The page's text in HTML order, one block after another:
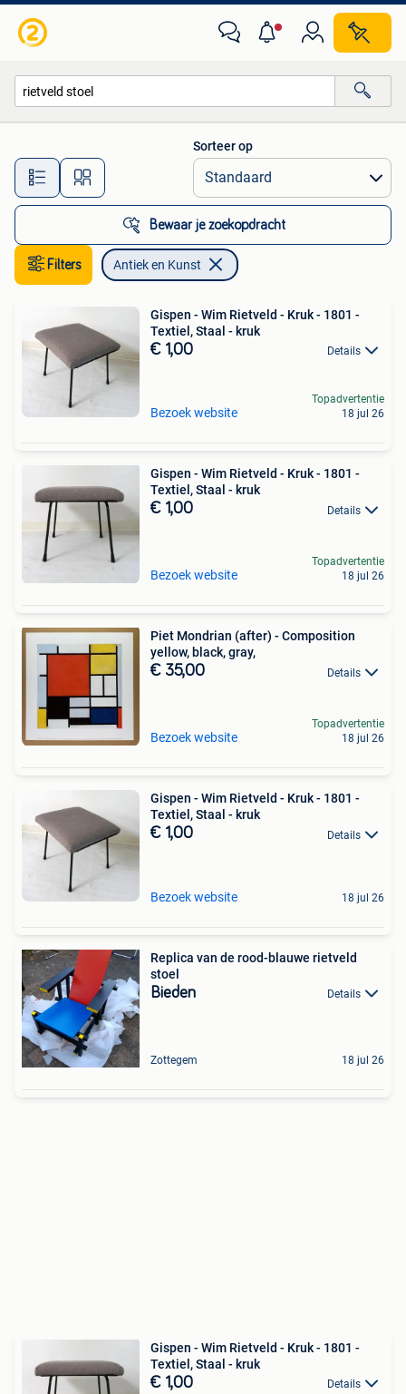
Alle afstanden…
Sorteer op
Bewaar je zoekopdracht
Filters Antiek en Kunst
Gispen - Wim Rietveld - Kruk - 1801 -
Textiel, Staal - kruk
€ 1,00 Details
Bezoek website
Topadvertentie
18 jul 26
Gispen - Wim Rietveld - Kruk - 1801 -
Textiel, Staal - kruk
€ 1,00 Details
Bezoek website
Topadvertentie
18 jul 26
Piet Mondrian (after) - Composition
yellow, black, gray,
€ 35,00 Details
Bezoek website
Topadvertentie
18 jul 26
Gispen - Wim Rietveld - Kruk - 1801 -
Textiel, Staal - kruk
€ 1,00 Details
Bezoek website 18 jul 26
Replica van de rood-blauwe rietveld
stoel
Bieden Details
Zottegem 18 jul 26
Gispen - Wim Rietveld - Kruk - 1801 -
Textiel, Staal - kruk
€ 1,00 Details